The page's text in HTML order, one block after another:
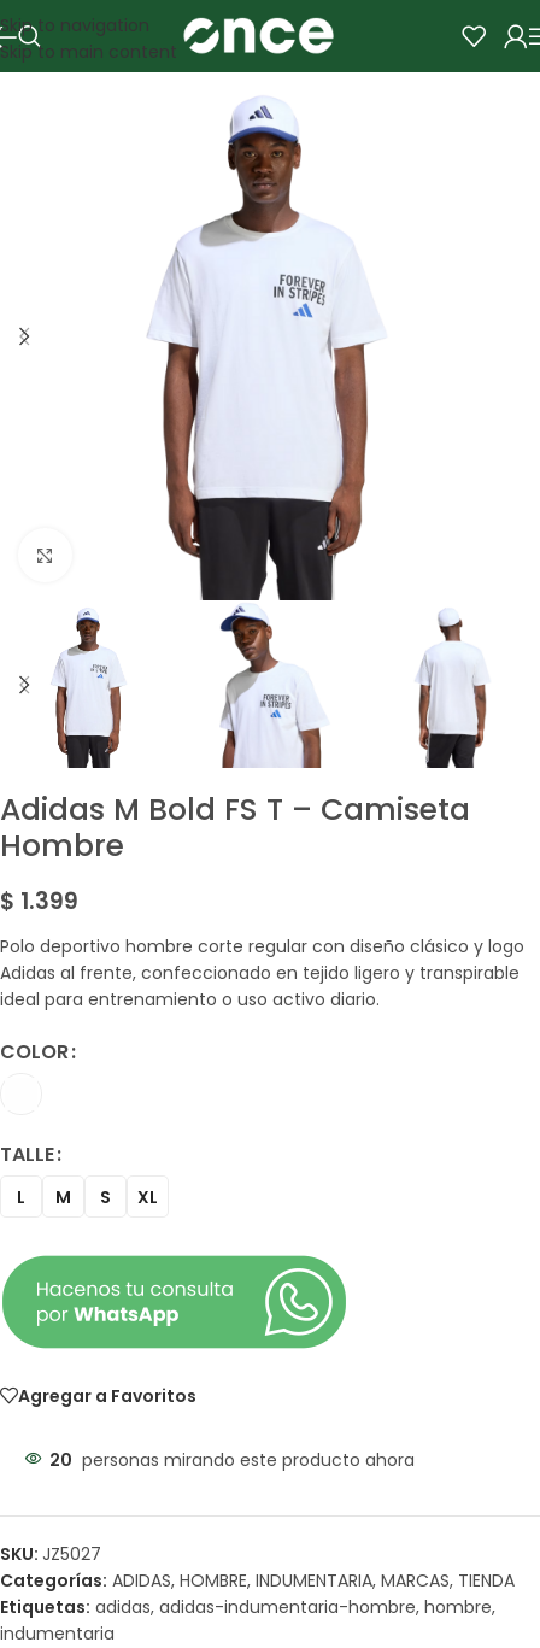
Skip to navigation
Skip to main content
Amplía la Imagen
Adidas M Bold FS T – Camiseta
Hombre
$ 1.399
Polo deportivo hombre corte regular con diseño clásico y logo
Adidas al frente, confeccionado en tejido ligero y transpirable
ideal para entrenamiento o uso activo diario.
COLOR
TALLE
L M S XL
Agregar a Favoritos
20 personas mirando este producto ahora
SKU: JZ5027
Categorías: ADIDAS, HOMBRE, INDUMENTARIA, MARCAS, TIENDA
Etiquetas: adidas, adidas-indumentaria-hombre, hombre,
indumentaria